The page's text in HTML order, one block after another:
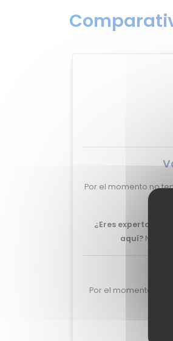
Por el momento no
¿Eres experto y
aquí?No lo
Por el momento no